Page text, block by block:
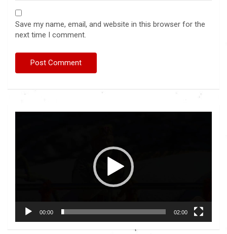
Save my name, email, and website in this browser for the
next time I comment.
00:00 02:00